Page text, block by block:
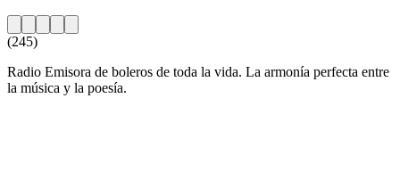
(245)
Radio Emisora de boleros de toda la vida. La armonía perfecta entre
la música y la poesía.